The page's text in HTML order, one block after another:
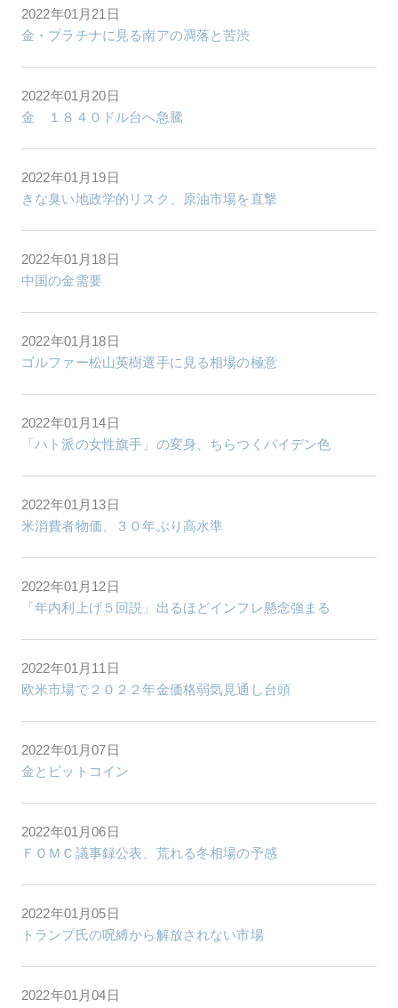
2022年01月21日
金・プラチナに見る南アの凋落と苦渋
2022年01月20日
金 １８４０ドル台へ急騰
2022年01月19日
きな臭い地政学的リスク、原油市場を直撃
2022年01月18日
中国の金需要
2022年01月18日
ゴルファー松山英樹選手に見る相場の極意
2022年01月14日
「ハト派の女性旗手」の変身、ちらつくバイデン色
2022年01月13日
米消費者物価、３０年ぶり高水準
2022年01月12日
「年内利上げ５回説」出るほどインフレ懸念強まる
2022年01月11日
欧米市場で２０２２年金価格弱気見通し台頭
2022年01月07日
金とビットコイン
2022年01月06日
ＦＯＭＣ議事録公表、荒れる冬相場の予感
2022年01月05日
トランプ氏の呪縛から解放されない市場
2022年01月04日